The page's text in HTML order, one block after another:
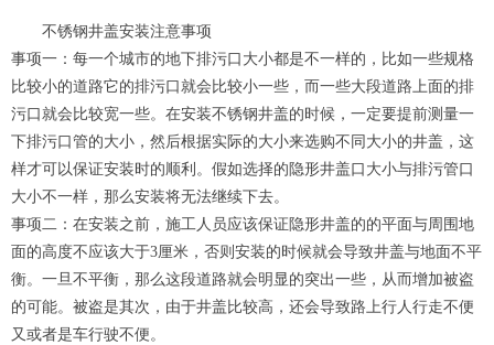
不锈钢井盖安装注意事项
事项一：每一个城市的地下排污口大小都是不一样的，比如一些规格
比较小的道路它的排污口就会比较小一些，而一些大段道路上面的排
污口就会比较宽一些。在安装不锈钢井盖的时候，一定要提前测量一
下排污口管的大小，然后根据实际的大小来选购不同大小的井盖，这
样才可以保证安装时的顺利。假如选择的隐形井盖口大小与排污管口
大小不一样，那么安装将无法继续下去。
事项二：在安装之前，施工人员应该保证隐形井盖的的平面与周围地
面的高度不应该大于3厘米，否则安装的时候就会导致井盖与地面不平
衡。一旦不平衡，那么这段道路就会明显的突出一些，从而增加被盗
的可能。被盗是其次，由于井盖比较高，还会导致路上行人行走不便
又或者是车行驶不便。